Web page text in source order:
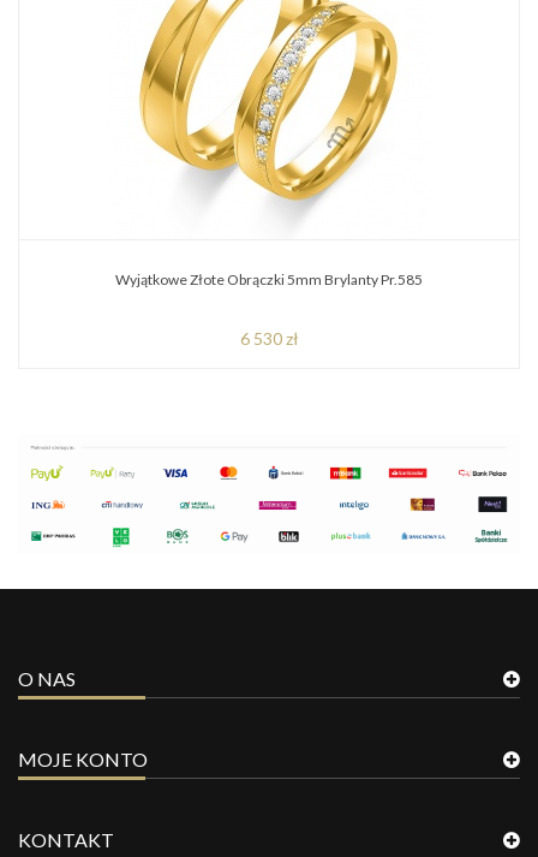
Wyjątkowe Złote Obrączki 5mm Brylanty Pr.585
6 530 zł
O NAS
MOJE KONTO
KONTAKT